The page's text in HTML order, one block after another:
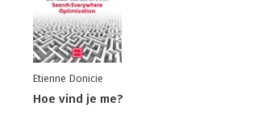
Etienne Donicie
Hoe vind je me?